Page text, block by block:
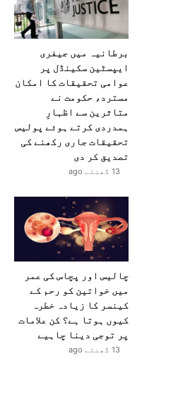
برطانیہ میں جیفری
ایپسٹین سکینڈل پر
عوامی تحقیقات کا امکان
مسترد، حکومت نے
متاثرین سے اظہارِ
ہمدردی کرتے ہوئے پولیس
تحقیقات جاری رکھنے کی
تصدیق کر دی
13 گھنٹے ago
چالیس اور پچاس کی عمر
میں خواتین کو رحم کے
کینسر کا زیادہ خطرہ
کیوں ہوتا ہے؟ کن علامات
پر توجی دینا چاہیے
13 گھنٹے ago